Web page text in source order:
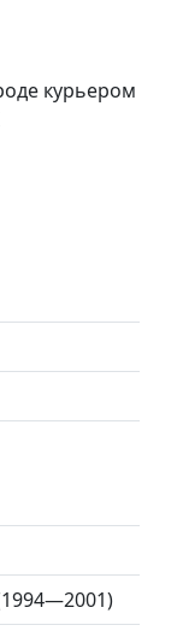
курьером